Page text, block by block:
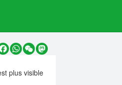
Facebook
WhatsApp
WeChatMastodon
plus visible